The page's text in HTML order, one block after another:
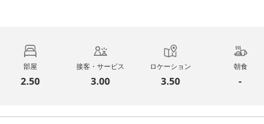
部屋
2.50
接客・サービス
3.00
ロケーション
3.50
朝食
-